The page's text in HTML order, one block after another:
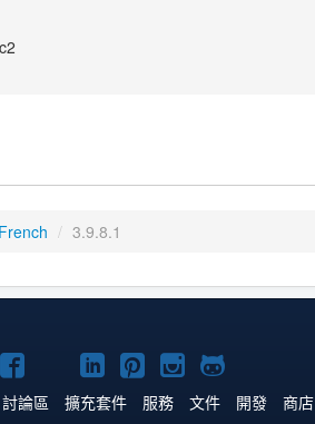
/ 3.9.8.1
Facebook
上
YouTube
上
Linkedln
上
Pinterest
上
Instagram
上
GitHub
上
討論區 擴充套件 服務 文件 開發 商店